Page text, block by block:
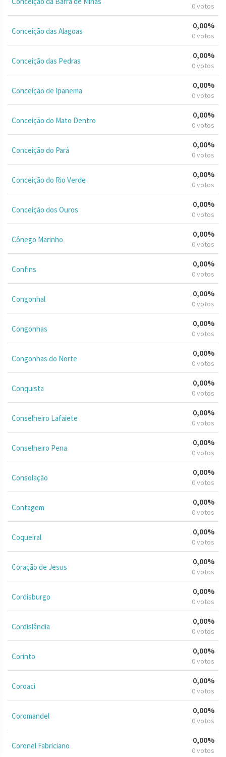
0 votos
Conceição das Alagoas
0,00%
0 votos
Conceição das Pedras
0,00%
0 votos
Conceição de Ipanema
0,00%
0 votos
Conceição do Mato Dentro
0,00%
0 votos
Conceição do Pará
0,00%
0 votos
Conceição do Rio Verde
0,00%
0 votos
Conceição dos Ouros
0,00%
0 votos
Cônego Marinho
0,00%
0 votos
Confins
0,00%
0 votos
Congonhal
0,00%
0 votos
Congonhas
0,00%
0 votos
Congonhas do Norte
0,00%
0 votos
Conquista
0,00%
0 votos
Conselheiro Lafaiete
0,00%
0 votos
Conselheiro Pena
0,00%
0 votos
Consolação
0,00%
0 votos
Contagem
0,00%
0 votos
Coqueiral
0,00%
0 votos
Coração de Jesus
0,00%
0 votos
Cordisburgo
0,00%
0 votos
Cordislândia
0,00%
0 votos
Corinto
0,00%
0 votos
Coroaci
0,00%
0 votos
Coromandel
0,00%
0 votos
Coronel Fabriciano
0,00%
0 votos